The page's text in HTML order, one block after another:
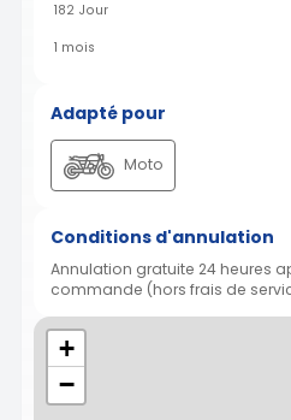
182 Jour
1 mois
Adapté pour
Moto
Conditions d'annulation
Annulation gratuite 24 heures
commande (hors frais de
+
−